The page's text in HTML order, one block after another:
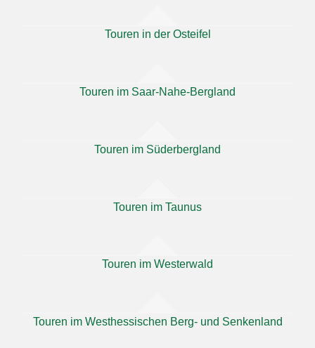
Touren in der Osteifel
Touren im Saar-Nahe-Bergland
Touren im Süderbergland
Touren im Taunus
Touren im Westerwald
Touren im Westhessischen Berg- und Senkenland